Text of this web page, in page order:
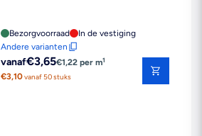
Bezorgvoorraad
In de vestiging
Andere varianten
Reguliere
prijs
vanaf€3,65€1,22 per m1
€3,10vanaf 50 stuks